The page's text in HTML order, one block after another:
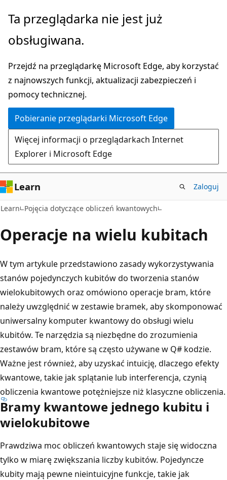
Przejdź
głównej
Ta przeglądarka nie jest już
obsługiwana.
Przejdź na przeglądarkę Microsoft Edge, aby korzystać
z najnowszych funkcji, aktualizacji zabezpieczeń i
pomocy technicznej.
Pobieranie przeglądarki Microsoft Edge
Więcej informacji o przeglądarkach Internet
Explorer i Microsoft Edge
Learn Zaloguj
Learn Pojęcia dotyczące obliczeń kwantowych
Operacje na wielu kubitach
W tym artykule przedstawiono zasady wykorzystywania
stanów pojedynczych kubitów do tworzenia stanów
wielokubitowych oraz omówiono operacje bram, które
należy uwzględnić w zestawie bramek, aby skomponować
uniwersalny komputer kwantowy do obsługi wielu
kubitów. Te narzędzia są niezbędne do zrozumienia
zestawów bram, które są często używane w Q# kodzie.
Ważne jest również, aby uzyskać intuicję, dlaczego efekty
kwantowe, takie jak splątanie lub interferencja, czynią
obliczenia kwantowe potężniejsze niż klasyczne obliczenia.
Bramy kwantowe jednego kubitu i
wielokubitowe
Prawdziwa moc obliczeń kwantowych staje się widoczna
tylko w miarę zwiększania liczby kubitów. Pojedyncze
kubity mają pewne nieintuicyjne funkcje, takie jak